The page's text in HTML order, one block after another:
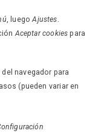
, luegoAjustes
Aceptar cookies para
del navegador para
(pueden variar en